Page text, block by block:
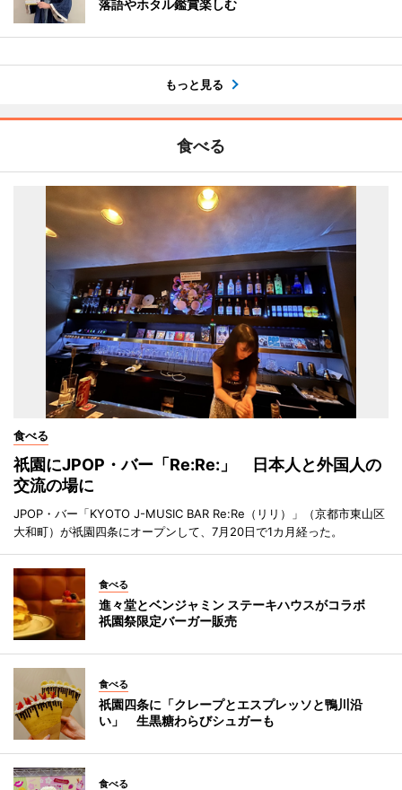
落語やホタル鑑賞楽しむ
もっと見る
食べる
食べる
祇園にJPOP・バー「Re:Re:」 日本人と外国人の
交流の場に
JPOP・バー「KYOTO J-MUSIC BAR Re:Re（リリ）」（京都市東山区
大和町）が祇園四条にオープンして、7月20日で1カ月経った。
食べる
進々堂とベンジャミン ステーキハウスがコラボ
祇園祭限定バーガー販売
食べる
祇園四条に「クレープとエスプレッソと鴨川沿
い」 生黒糖わらびシュガーも
食べる